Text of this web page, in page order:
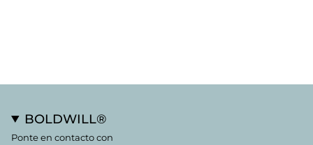
BOLDWILL®
Ponte en contacto con